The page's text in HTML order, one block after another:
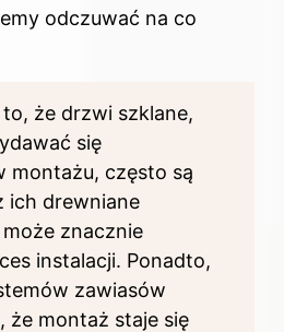
odczuwać na co
że drzwi szklane,
się
montażu, często są
ich drewniane
znacznie
instalacji. Ponadto,
zawiasów
że montaż staje się